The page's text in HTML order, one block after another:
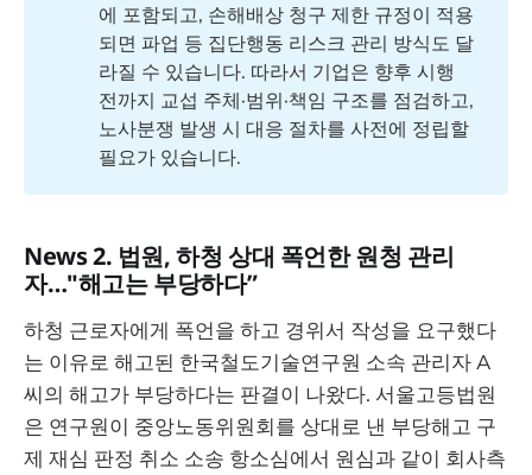
에 포함되고, 손해배상 청구 제한 규정이 적용
되면 파업 등 집단행동 리스크 관리 방식도 달
라질 수 있습니다. 따라서 기업은 향후 시행
전까지 교섭 주체·범위·책임 구조를 점검하고,
노사분쟁 발생 시 대응 절차를 사전에 정립할
필요가 있습니다.
News 2. 법원, 하청 상대 폭언한 원청 관리
자…"해고는 부당하다”
하청 근로자에게 폭언을 하고 경위서 작성을 요구했다
는 이유로 해고된 한국철도기술연구원 소속 관리자 A
씨의 해고가 부당하다는 판결이 나왔다. 서울고등법원
은 연구원이 중앙노동위원회를 상대로 낸 부당해고 구
제 재심 판정 취소 소송 항소심에서 원심과 같이 회사측